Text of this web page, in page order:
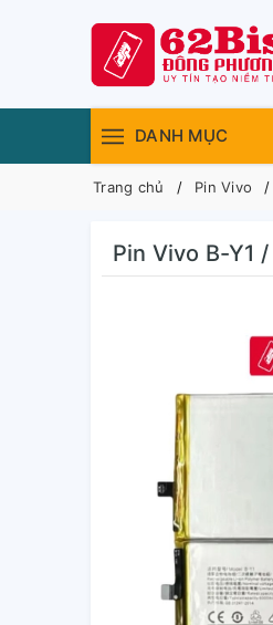
DANH MỤC
Trang chủ Pin Vivo
Pin Vivo B-Y1